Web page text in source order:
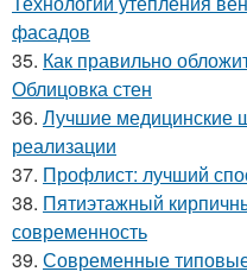
фасадов
35. Как правильно
Облицовка стен
36. Лучшие медицинские
реализации
37. Профлист: лучший
38. Пятиэтажный
современность
39. Современные